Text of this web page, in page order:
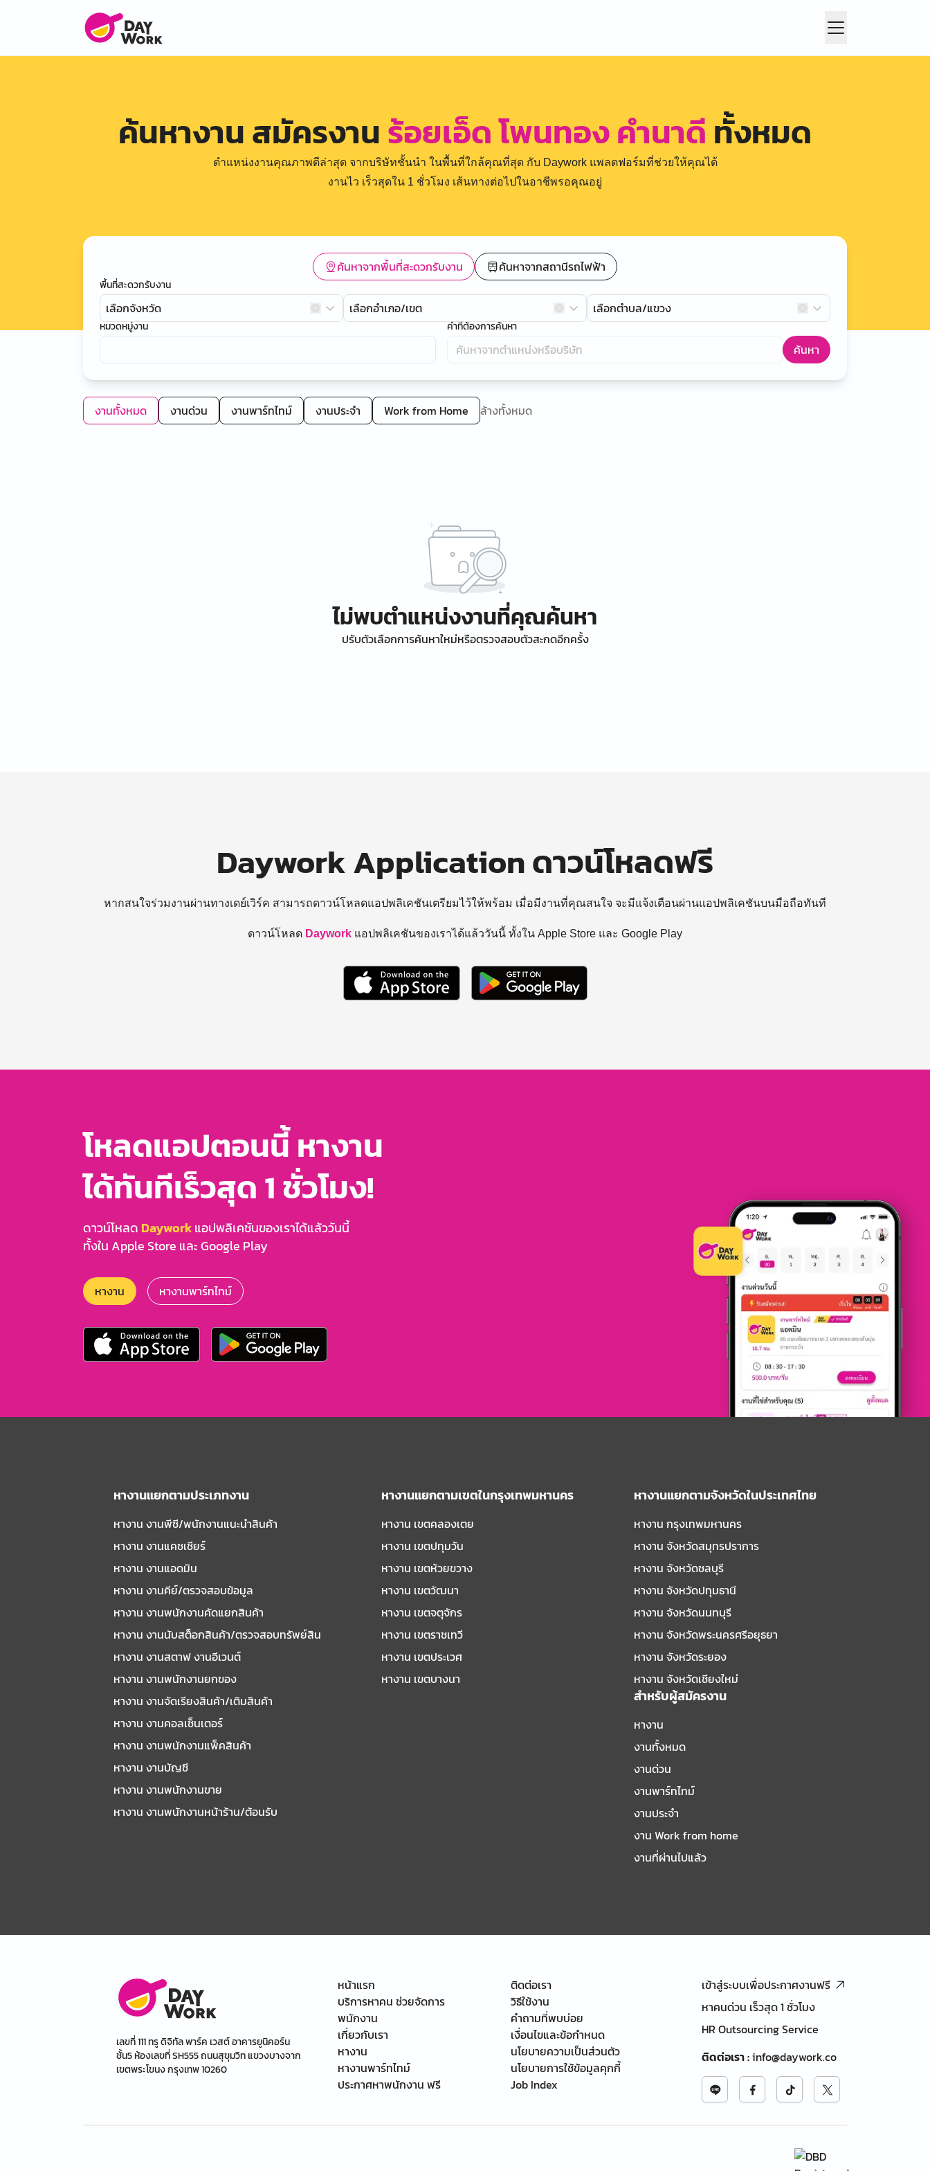
ค้นหางาน สมัครงานร้อยเอ็ด โพนทอง คำนาดี ทั้งหมด
ตำแหน่งงานคุณภาพดีล่าสุด จากบริษัทชั้นนำ ในพื้นที่ใกล้คุณที่สุด กับ Daywork แพลตฟอร์มที่ช่วยให้คุณได้
งานไว เร็วสุดใน 1 ชั่วโมง เส้นทางต่อไปในอาชีพรอคุณอยู่
ค้นหาจากพื้นที่สะดวกรับงาน ค้นหาจากสถานีรถไฟฟ้า
พื้นที่สะดวกรับงาน
เลือกจังหวัด เลือกอำเภอ/เขต เลือกตำบล/แขวง
หมวดหมู่งาน คำที่ต้องการค้นหา
ค้นหา
งานทั้งหมด งานด่วน งานพาร์ทไทม์ งานประจำ Work from Home ล้างทั้งหมด
ไม่พบตำแหน่งงานที่คุณค้นหา
ปรับตัวเลือกการค้นหาใหม่หรือตรวจสอบตัวสะกดอีกครั้ง
Daywork Application ดาวน์โหลดฟรี
หากสนใจร่วมงานผ่านทางเดย์เวิร์ค สามารถดาวน์โหลดแอปพลิเคชันเตรียมไว้ให้พร้อม เมื่อมีงานที่คุณสนใจ จะมีแจ้งเตือนผ่านแอปพลิเคชันบนมือถือทันที
ดาวน์โหลด Daywork แอปพลิเคชันของเราได้แล้ววันนี้ ทั้งใน Apple Store และ Google Play
โหลดแอปตอนนี้ หางาน
ได้ทันทีเร็วสุด 1 ชั่วโมง!
ดาวน์โหลด Dayworkแอปพลิเคชันของเราได้แล้ววันนี้
ทั้งใน Apple Store และ Google Play
หางาน หางานพาร์ทไทม์
หางานแยกตามประเภทงาน
หางาน งานพีซี/พนักงานแนะนําสินค้า
หางาน งานแคชเชียร์
หางาน งานแอดมิน
หางาน งานคีย์/ตรวจสอบข้อมูล
หางาน งานพนักงานคัดแยกสินค้า
หางาน งานนับสต็อกสินค้า/ตรวจสอบทรัพย์สิน
หางาน งานสตาฟ งานอีเวนต์
หางาน งานพนักงานยกของ
หางาน งานจัดเรียงสินค้า/เติมสินค้า
หางาน งานคอลเซ็นเตอร์
หางาน งานพนักงานแพ็คสินค้า
หางาน งานบัญชี
หางาน งานพนักงานขาย
หางาน งานพนักงานหน้าร้าน/ต้อนรับ
หางานแยกตามเขตในกรุงเทพมหานคร
หางาน เขตคลองเตย
หางาน เขตปทุมวัน
หางาน เขตห้วยขวาง
หางาน เขตวัฒนา
หางาน เขตจตุจักร
หางาน เขตราชเทวี
หางาน เขตประเวศ
หางาน เขตบางนา
หางานแยกตามจังหวัดในประเทศไทย
หางาน กรุงเทพมหานคร
หางาน จังหวัดสมุทรปราการ
หางาน จังหวัดชลบุรี
หางาน จังหวัดปทุมธานี
หางาน จังหวัดนนทบุรี
หางาน จังหวัดพระนครศรีอยุธยา
หางาน จังหวัดระยอง
หางาน จังหวัดเชียงใหม่
สำหรับผู้สมัครงาน
หางาน
งานทั้งหมด
งานด่วน
งานพาร์ทไทม์
งานประจำ
งาน Work from home
งานที่ผ่านไปแล้ว
เลขที่ 111 ทรู ดิจิทัล พาร์ค เวสต์ อาคารยูนิคอร์น
ชั้น5 ห้องเลขที่ SH555 ถนนสุขุมวิท แขวงบางจาก
เขตพระโขนง กรุงเทพ 10260
หน้าแรก
บริการหาคน ช่วยจัดการ
พนักงาน
เกี่ยวกับเรา
หางาน
หางานพาร์ทไทม์
ประกาศหาพนักงาน ฟรี
ติดต่อเรา
วิธีใช้งาน
คำถามที่พบบ่อย
เงื่อนไขและข้อกำหนด
นโยบายความเป็นส่วนตัว
นโยบายการใช้ข้อมูลคุกกี้
Job Index
เข้าสู่ระบบเพื่อประกาศงานฟรี
หาคนด่วน เร็วสุด 1 ชั่วโมง
HR Outsourcing Service
ติดต่อเรา:info@daywork.co